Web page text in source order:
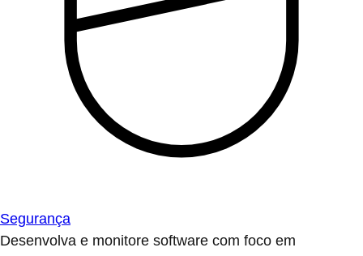
Segurança
Desenvolva e monitore software com foco em